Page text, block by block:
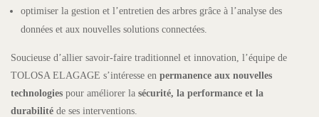
optimiser la gestion et l’entretien des arbres grâce à l’analyse des
données et aux nouvelles solutions connectées.
Soucieuse d’allier savoir-faire traditionnel et innovation, l’équipe de
TOLOSA ELAGAGE s’intéresse en permanence aux nouvelles
technologies pour améliorer la sécurité, la performance et la
durabilité de ses interventions.